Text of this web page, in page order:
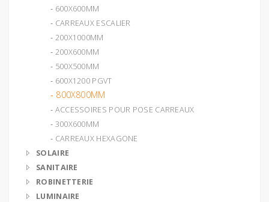
‐ 600X600MM
‐ CARREAUX ESCALIER
‐ 200X1000MM
‐ 200X600MM
‐ 500X500MM
‐ 600X1200 PGVT
‐ 800X800MM
‐ ACCESSOIRES POUR POSE CARREAUX
‐ 300X600MM
‐ CARREAUX HEXAGONE
SOLAIRE
SANITAIRE
ROBINETTERIE
LUMINAIRE